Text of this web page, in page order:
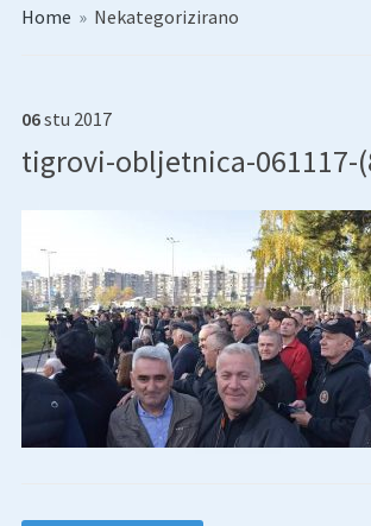
Home » Nekategorizirano
06stu 2017
tigrovi-obljetnica-061117-